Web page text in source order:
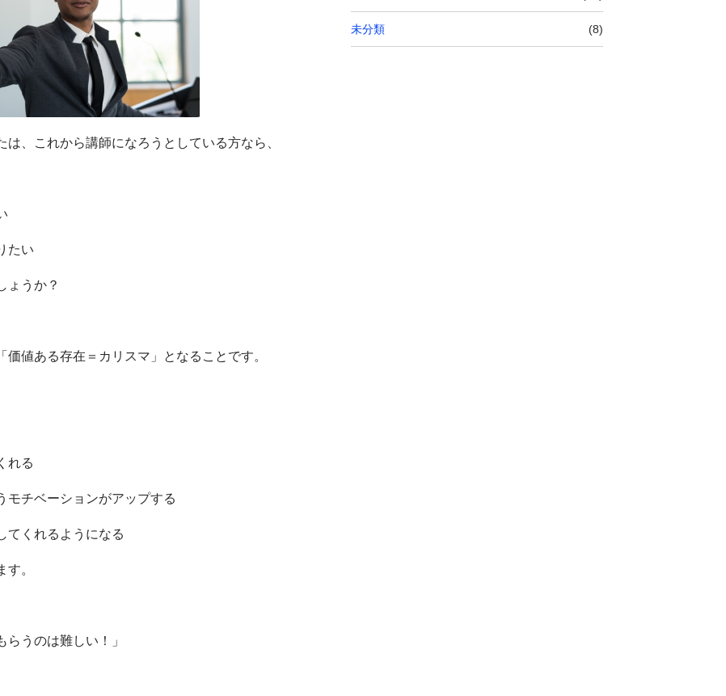
、これから講師になろうとしている方なら、
たい
ょうか？
値ある存在＝カリスマ」となることです。
れる
モチベーションがアップする
てくれるようになる
。
うのは難しい！」
未分類 (8)